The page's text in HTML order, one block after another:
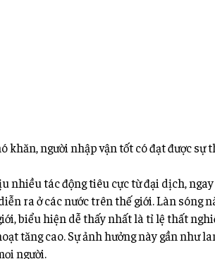
người nhập vận tốt có đạt được sự
nhiều tác động tiêu cực từ đại dịch,
ra ở các nước trên thế giới. Làn sóng
biểu hiện dễ thấy nhất là tỉ lệ thất
tăng cao. Sự ảnh hưởng này gần như
người.